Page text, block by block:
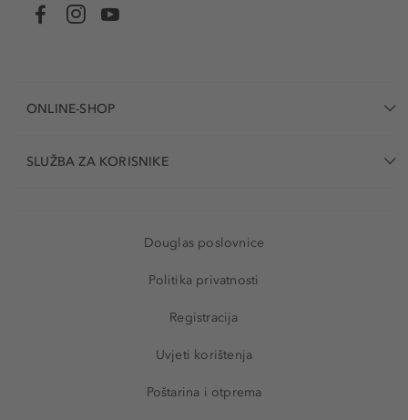
ONLINE-SHOP
SLUŽBA ZA KORISNIKE
Douglas poslovnice
Politika privatnosti
Registracija
Uvjeti korištenja
Poštarina i otprema